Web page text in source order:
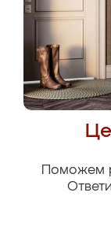
Поможем